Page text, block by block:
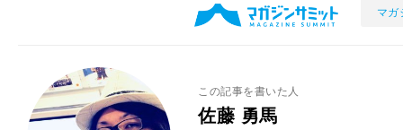
マガ
この記事を書いた人
佐藤 勇馬